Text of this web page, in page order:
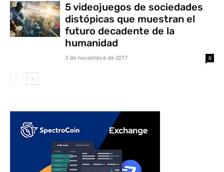
5 videojuegos de sociedades
distópicas que muestran el
futuro decadente de la
humanidad
3 de noviembre de 2017 0